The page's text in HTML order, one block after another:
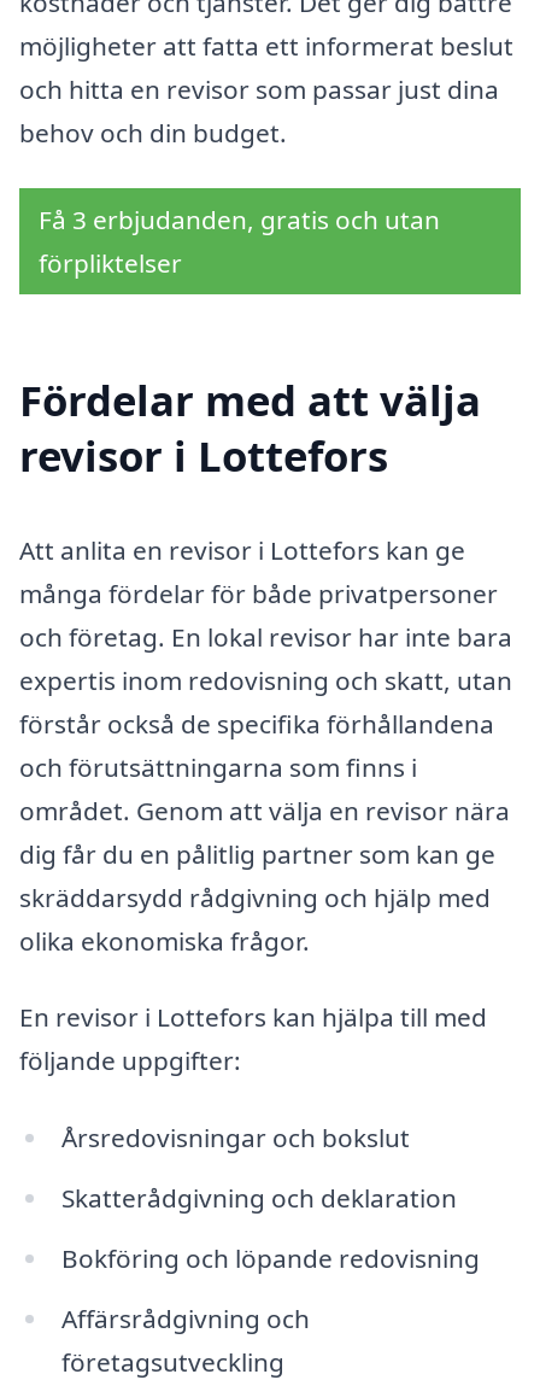
möjligheter att fatta ett informerat beslut
och hitta en revisor som passar just dina
behov och din budget.
Få 3 erbjudanden, gratis och utan
förpliktelser
Fördelar med att välja
revisor i Lottefors
Att anlita en revisor i Lottefors kan ge
många fördelar för både privatpersoner
och företag. En lokal revisor har inte bara
expertis inom redovisning och skatt, utan
förstår också de specifika förhållandena
och förutsättningarna som finns i
området. Genom att välja en revisor nära
dig får du en pålitlig partner som kan ge
skräddarsydd rådgivning och hjälp med
olika ekonomiska frågor.
En revisor i Lottefors kan hjälpa till med
följande uppgifter:
Årsredovisningar och bokslut
Skatterådgivning och deklaration
Bokföring och löpande redovisning
Affärsrådgivning och
företagsutveckling